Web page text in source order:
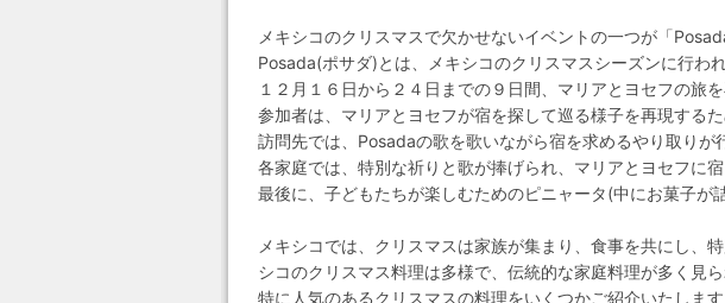
メキシコのクリスマスで欠かせないイベントの一つが「
Posada(ポサダ)とは、メキシコのクリスマスシーズンに行わ
１２月１６日から２４日までの９日間、マリアとヨセフの旅
参加者は、マリアとヨセフが宿を探して巡る様子を再現するた
訪問先では、Posadaの歌を歌いながら宿を求めるやり取りが
各家庭では、特別な祈りと歌が捧げられ、マリアとヨセフに
最後に、子どもたちが楽しむためのピニャータ(中にお菓子が
メキシコでは、クリスマスは家族が集まり、食事を共にし、
シコのクリスマス料理は多様で、伝統的な家庭料理が多く見ら
特に人気のあるクリスマスの料理をいくつかご紹介いたします